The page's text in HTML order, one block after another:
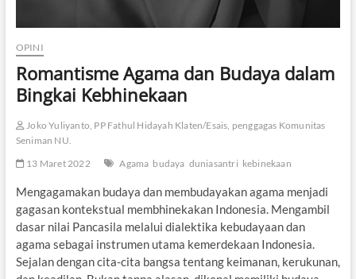
OPINI
Romantisme Agama dan Budaya dalam
Bingkai Kebhinekaan
Joko Yuliyanto, PP Fathul Hidayah Klaten/Esais, penggagas Komunitas
Seniman NU.
13 Maret 2022
Agama budaya duniasantri kebinekaan
Mengagamakan budaya dan membudayakan agama menjadi
gagasan kontekstual membhinekakan Indonesia. Mengambil
dasar nilai Pancasila melalui dialektika kebudayaan dan
agama sebagai instrumen utama kemerdekaan Indonesia.
Sejalan dengan cita-cita bangsa tentang keimanan, kerukunan,